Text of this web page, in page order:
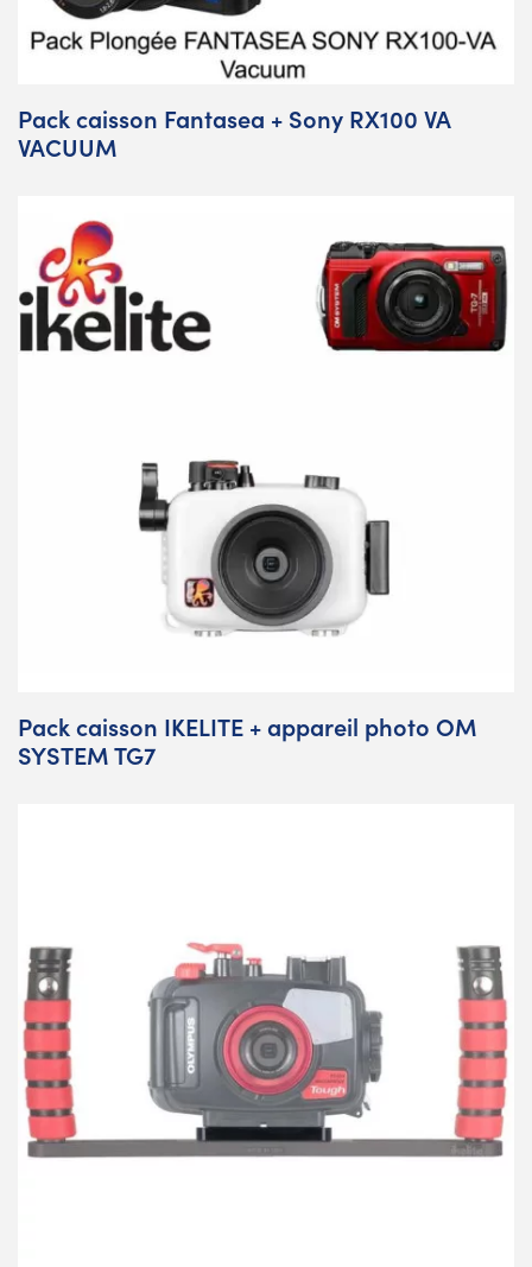
Pack caisson Fantasea + Sony RX100 VA
VACUUM
Pack caisson IKELITE + appareil photo OM
SYSTEM TG7